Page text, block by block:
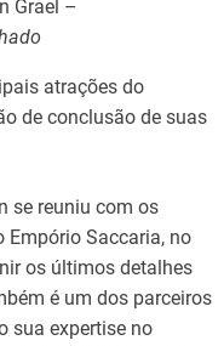
Grael –
atrações do
de conclusão de suas
se reuniu com os
Empório Saccaria, no
os últimos detalhes
é um dos parceiros
sua expertise no